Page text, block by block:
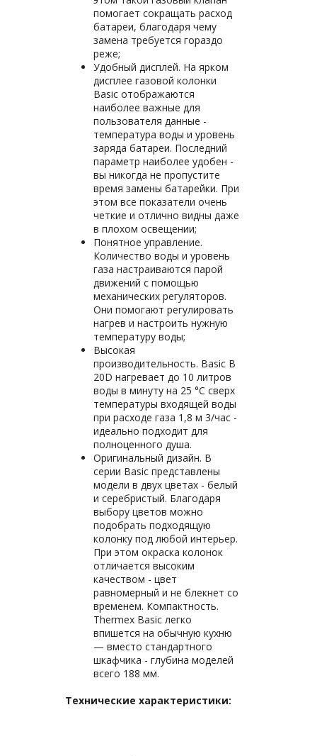
помогает сокращать расход
батареи, благодаря чему
замена требуется гораздо
реже;
Удобный дисплей. На ярком
дисплее газовой колонки
Basic отображаются
наиболее важные для
пользователя данные -
температура воды и уровень
заряда батареи. Последний
параметр наиболее удобен -
вы никогда не пропустите
время замены батарейки. При
этом все показатели очень
четкие и отлично видны даже
в плохом освещении;
Понятное управление.
Количество воды и уровень
газа настраиваются парой
движений с помощью
механических регуляторов.
Они помогают регулировать
нагрев и настроить нужную
температуру воды;
Высокая
производительность. Basic B
20D нагревает до 10 литров
воды в минуту на 25 °С сверх
температуры входящей воды
при расходе газа 1,8 м 3/час -
идеально подходит для
полноценного душа.
Оригинальный дизайн. В
серии Basic представлены
модели в двух цветах - белый
и серебристый. Благодаря
выбору цветов можно
подобрать подходящую
колонку под любой интерьер.
При этом окраска колонок
отличается высоким
качеством - цвет
равномерный и не блекнет со
временем. Компактность.
Thermex Basic легко
впишется на обычную кухню
— вместо стандартного
шкафчика - глубина моделей
всего 188 мм.
Технические характеристики: